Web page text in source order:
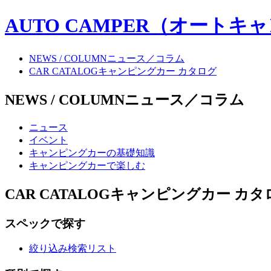
AUTO CAMPER（オートキャ
NEWS / COLUMNニュース／コラム
CAR CATALOGキャンピングカー カタログ
NEWS / COLUMNニュース／コラム
ニュース
イベント
キャンピングカーの基礎知識
キャンピングカーで楽しむ
CAR CATALOGキャンピングカー カタ
スペックで探す
絞り込み検索リスト